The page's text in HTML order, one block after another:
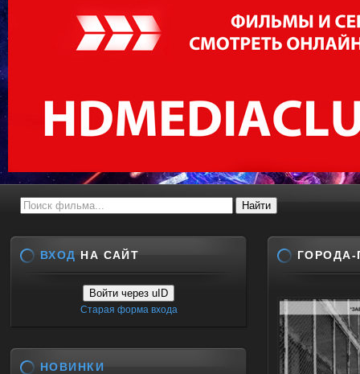
ГОРОДА-
ВХОД НА САЙТ
Войти через uID
Старая форма входа
НОВИНКИ